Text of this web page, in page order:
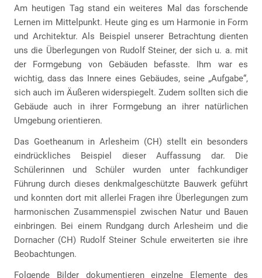
Am heutigen Tag stand ein weiteres Mal das forschende
Lernen im Mittelpunkt. Heute ging es um Harmonie in Form
und Architektur. Als Beispiel unserer Betrachtung dienten
uns die Überlegungen von Rudolf Steiner, der sich u. a. mit
der Formgebung von Gebäuden befasste. Ihm war es
wichtig, dass das Innere eines Gebäudes, seine „Aufgabe“,
sich auch im Äußeren widerspiegelt. Zudem sollten sich die
Gebäude auch in ihrer Formgebung an ihrer natürlichen
Umgebung orientieren.
Das Goetheanum in Arlesheim (CH) stellt ein besonders
eindrückliches Beispiel dieser Auffassung dar. Die
Schülerinnen und Schüler wurden unter fachkundiger
Führung durch dieses denkmalgeschützte Bauwerk geführt
und konnten dort mit allerlei Fragen ihre Überlegungen zum
harmonischen Zusammenspiel zwischen Natur und Bauen
einbringen. Bei einem Rundgang durch Arlesheim und die
Dornacher (CH) Rudolf Steiner Schule erweiterten sie ihre
Beobachtungen.
Folgende Bilder dokumentieren einzelne Elemente des